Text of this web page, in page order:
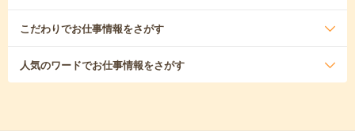
こだわりでお仕事情報をさがす
人気のワードでお仕事情報をさがす